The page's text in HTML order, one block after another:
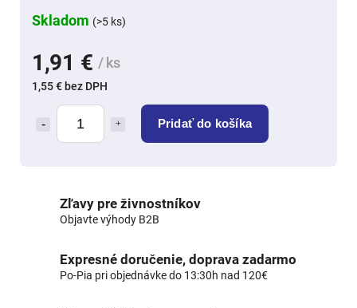
1,91 € / ks
1,55 € bez DPH
Pridať do košíka
Skladom (>5 ks)
Zľavy pre živnostníkov
Objavte výhody B2B
Expresné doručenie, doprava zadarmo
Po-Pia pri objednávke do 13:30h nad 120€